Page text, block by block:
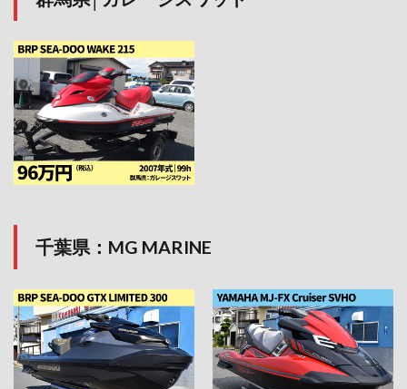
千葉県：MG MARINE